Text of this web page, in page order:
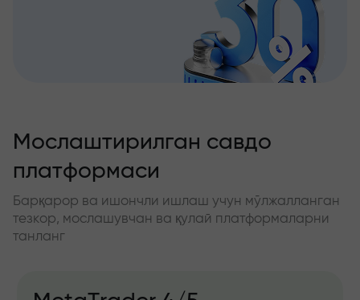
Мослаштирилган савдо
платформаси
Барқарор ва ишончли ишлаш учун мўлжалланган
тезкор, мослашувчан ва қулай платформаларни
танланг